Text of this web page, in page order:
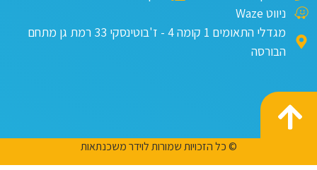
ניווט Waze
מגדלי התאומים 1 קומה 4 - ז'בוטינסקי 33 רמת גן מתחם
הבורסה
© כל הזכויות שמורות לוידר משכנתאות